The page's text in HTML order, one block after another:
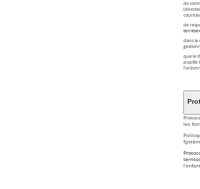
de
de
dans le
que le
pupille
les